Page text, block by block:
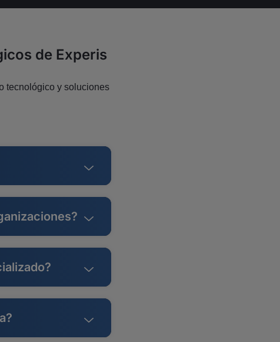
de Experis
tecnológico y soluciones